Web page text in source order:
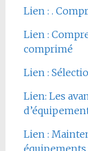
Lien : .
Lien :
comprimé
Lien :
Lien: Les
Lien :